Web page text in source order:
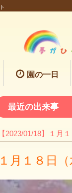
園の一日
最近の出来事
【2023/01/18】１月
１月１８日（